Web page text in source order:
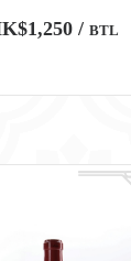
/ BTL